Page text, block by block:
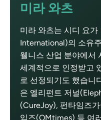
미라 와츠
미라 와츠는 시디 요
International)의 소유
웰니스 산업 분야에서
세계적으로 인정받고
로 선정되기도 했습니
은 엘리펀트 저널
(CureJoy), 펀타임즈
임즈(OMtimes) 등 여